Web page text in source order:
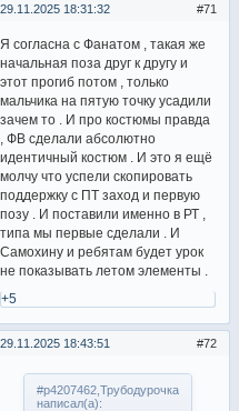
71
29.11.2025 18:31:32
Я согласна с Фанатом , такая же
начальная поза друг к другу и
этот прогиб потом , только
мальчика на пятую точку усадили
зачем то . И про костюмы правда
, ФВ сделали абсолютно
идентичный костюм . И это я ещё
молчу что успели скопировать
поддержку с ПТ заход и первую
позу . И поставили именно в РТ ,
типа мы первые сделали . И
Самохину и ребятам будет урок
не показывать летом элементы .
+5
72
29.11.2025 18:43:51
#p4207462,Трубодурочка
написал(а):